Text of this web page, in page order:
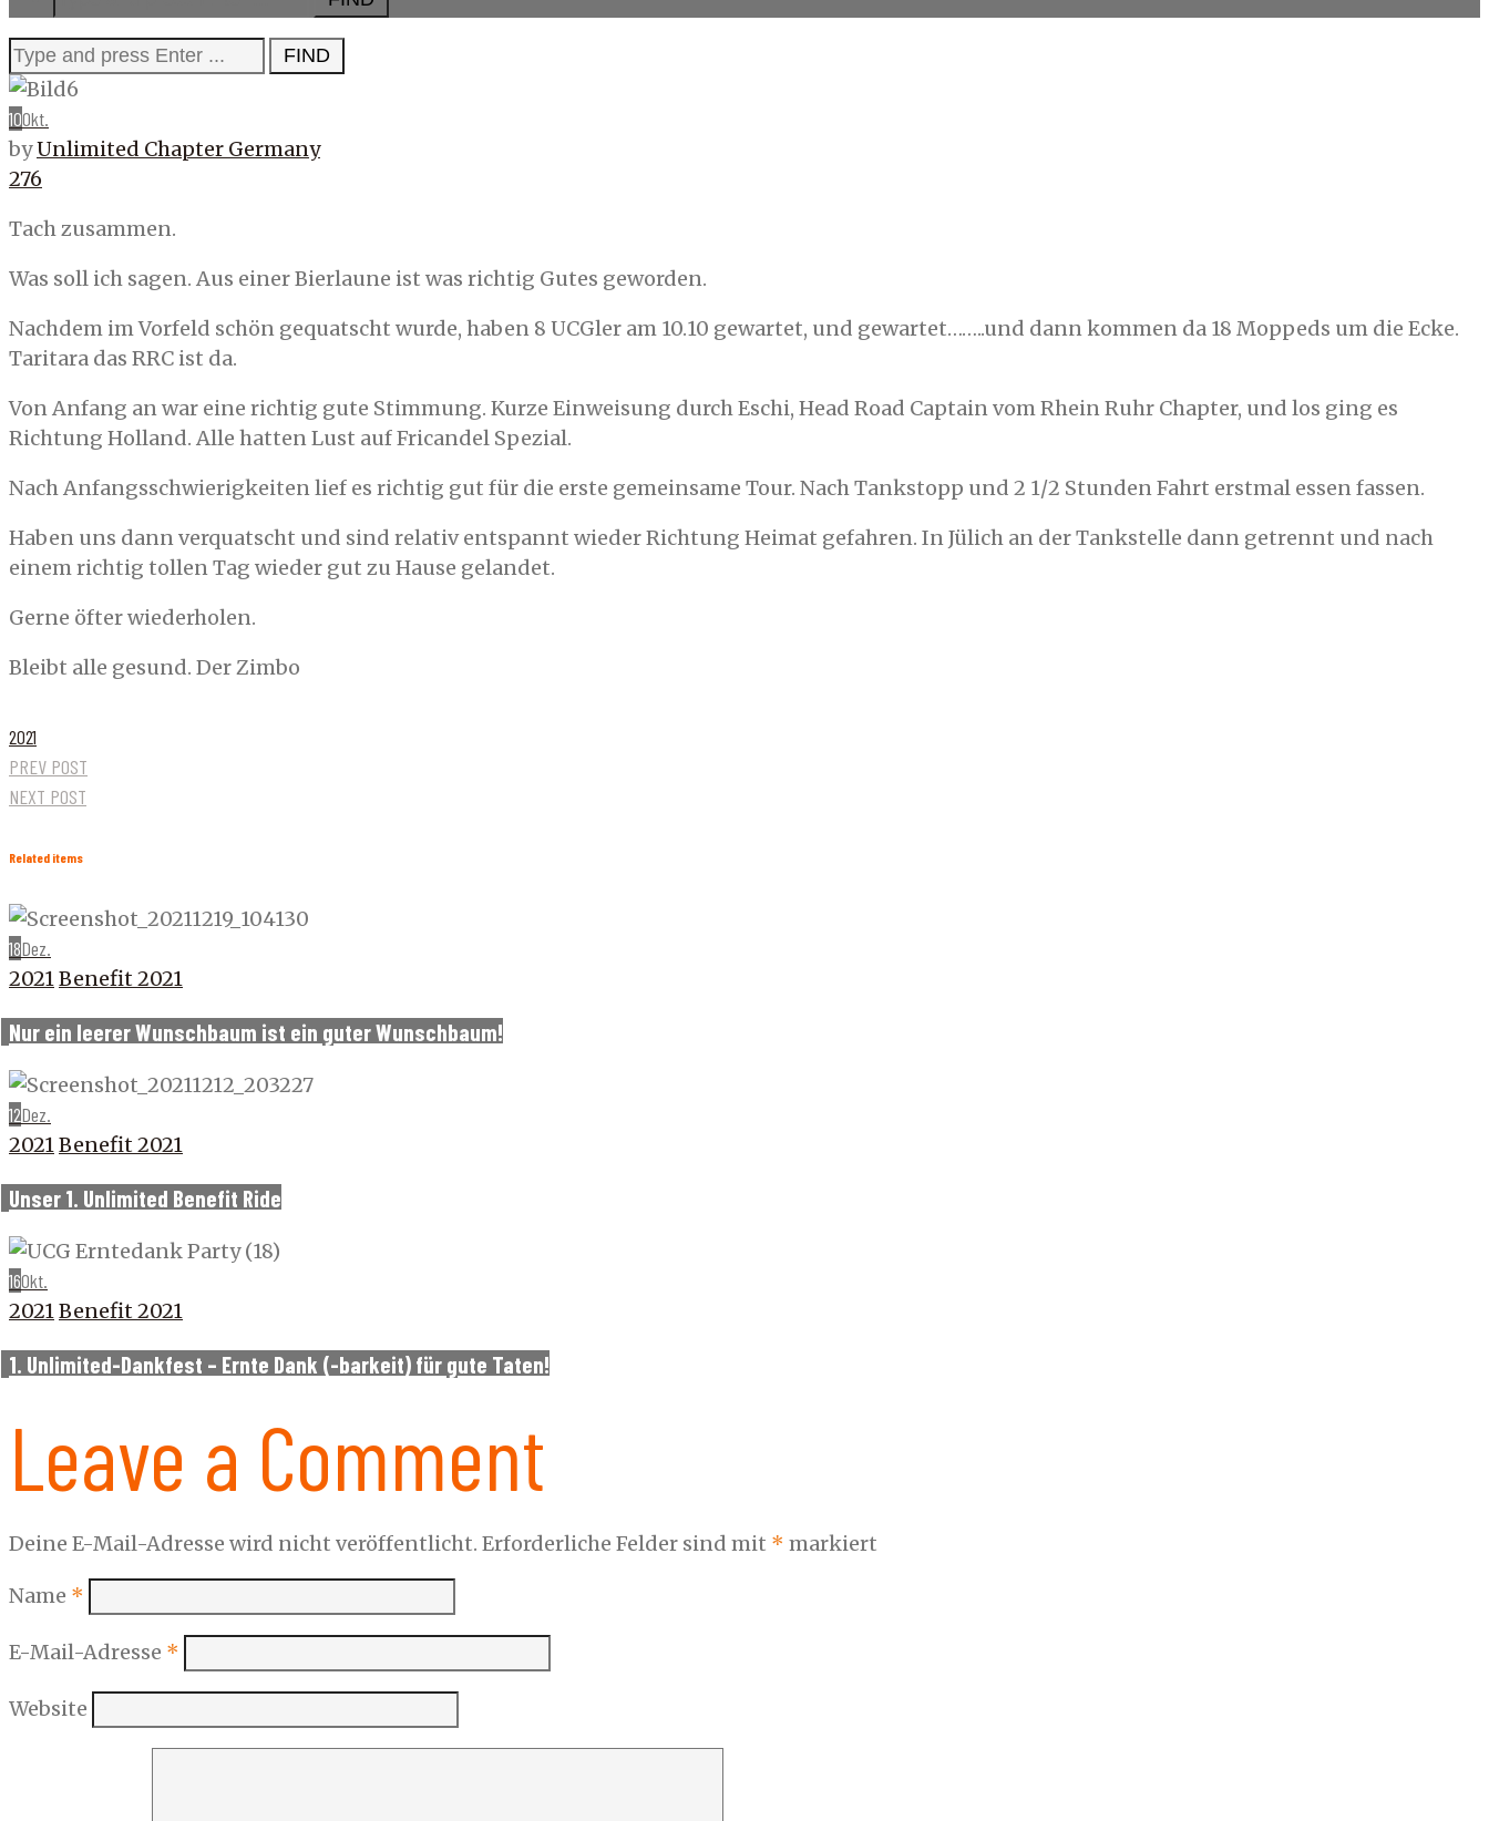
for:
Search
for:
10Okt.
byUnlimited Chapter Germany
276
Tach zusammen.
Was soll ich sagen. Aus einer Bierlaune ist was richtig Gutes geworden.
Nachdem im Vorfeld schön gequatscht wurde, haben 8 UCGler am 10.10 gewartet, und gewartet……..und dann kommen da 18 Moppeds um die Ecke.
Taritara das RRC ist da.
Von Anfang an war eine richtig gute Stimmung. Kurze Einweisung durch Eschi, Head Road Captain vom Rhein Ruhr Chapter, und los ging es
Richtung Holland. Alle hatten Lust auf Fricandel Spezial.
Nach Anfangsschwierigkeiten lief es richtig gut für die erste gemeinsame Tour. Nach Tankstopp und 2 1/2 Stunden Fahrt erstmal essen fassen.
Haben uns dann verquatscht und sind relativ entspannt wieder Richtung Heimat gefahren. In Jülich an der Tankstelle dann getrennt und nach
einem richtig tollen Tag wieder gut zu Hause gelandet.
Gerne öfter wiederholen.
Bleibt alle gesund. Der Zimbo
2021
PREV POST
NEXT POST
Related items
18Dez.
2021Benefit 2021
Nur ein leerer Wunschbaum ist ein guter Wunschbaum!
12Dez.
2021Benefit 2021
Unser 1. Unlimited Benefit Ride
16Okt.
2021Benefit 2021
1. Unlimited-Dankfest – Ernte Dank (-barkeit) für gute Taten!
Leave a Comment
Deine E-Mail-Adresse wird nicht veröffentlicht. Erforderliche Felder sind mit * markiert
Name *
E-Mail-Adresse *
Website